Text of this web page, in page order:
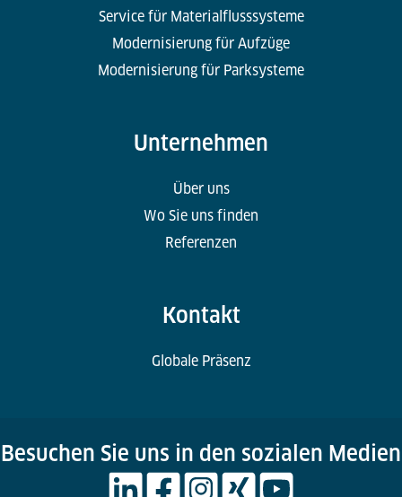
Service für Materialflusssysteme
Modernisierung für Aufzüge
Modernisierung für Parksysteme
Unternehmen
Über uns
Wo Sie uns finden
Referenzen
Kontakt
Globale Präsenz
Besuchen Sie uns in den sozialen Medien